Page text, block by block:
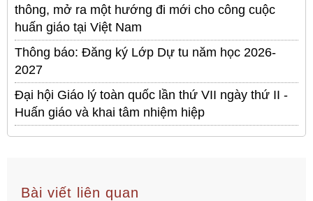
thông, mở ra một hướng đi mới cho công cuộc
huấn giáo tại Việt Nam
Thông báo: Đăng ký Lớp Dự tu năm học 2026-
2027
Đại hội Giáo lý toàn quốc lần thứ VII ngày thứ II -
Huấn giáo và khai tâm nhiệm hiệp
Bài viết liên quan